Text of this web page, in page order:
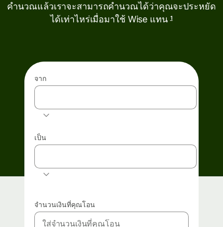
คำนวณแล้วเราจะสามารถคำนวณได้ว่าคุณจะประหยัด
ได้เท่าไหร่เมื่อมาใช้ Wise แทน1
จาก
เป็น
จำนวนเงินที่คุณโอน